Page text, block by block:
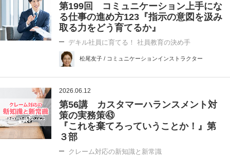
第199回 コミュニケーション上手にな
る仕事の進め方123『指示の意図を汲み
取る力をどう育てるか』
デキル社員に育てる！ 社員教育の決め手
松尾友子 / コミュニケーションインストラクター
2026.06.12
第56講 カスタマーハランスメント対
策の実務策㊸
『これを棄てろっていうことか！』第
３部
クレーム対応の新知識と新常識